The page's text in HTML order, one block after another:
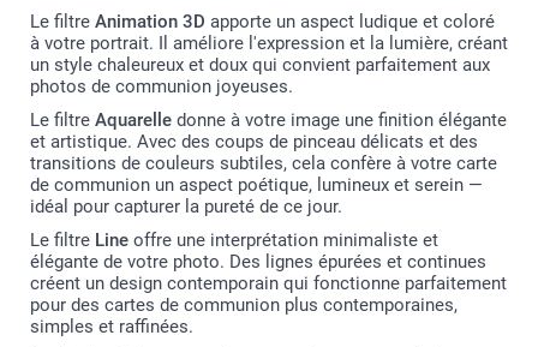
Le filtre Animation 3D apporte un aspect ludique et coloré
à votre portrait. Il améliore l'expression et la lumière, créant
un style chaleureux et doux qui convient parfaitement aux
photos de communion joyeuses.
Le filtre Aquarelle donne à votre image une finition élégante
et artistique. Avec des coups de pinceau délicats et des
transitions de couleurs subtiles, cela confère à votre carte
de communion un aspect poétique, lumineux et serein —
idéal pour capturer la pureté de ce jour.
Le filtre Line offre une interprétation minimaliste et
élégante de votre photo. Des lignes épurées et continues
créent un design contemporain qui fonctionne parfaitement
pour des cartes de communion plus contemporaines,
simples et raffinées.